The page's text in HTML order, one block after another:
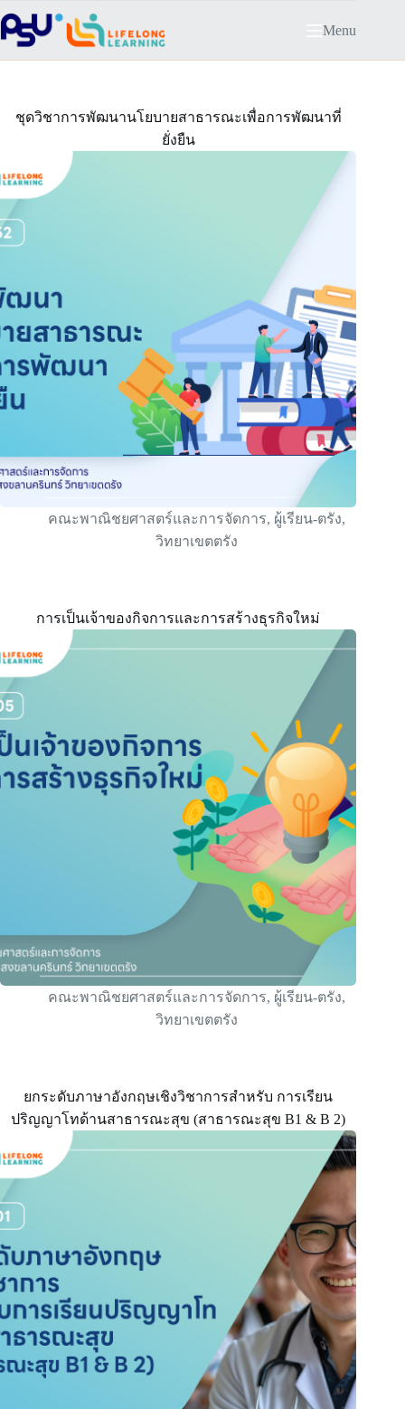
to
content
Menu
ชุดวิชาการพัฒนานโยบายสาธารณะเพื่อการพัฒนาที่
ยั่งยืน
คณะพาณิชยศาสตร์และการจัดการ, ผู้เรียน-ตรัง,
วิทยาเขตตรัง
การเป็นเจ้าของกิจการและการสร้างธุรกิจใหม่
คณะพาณิชยศาสตร์และการจัดการ, ผู้เรียน-ตรัง,
วิทยาเขตตรัง
ยกระดับภาษาอังกฤษเชิงวิชาการสำหรับ การเรียน
ปริญญาโทด้านสาธารณะสุข (สาธารณะสุข B1 & B 2)